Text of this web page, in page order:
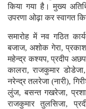
किया गया है। मुख्य
उपरणा ओढ़ा कर स्वागत
समारोह में नव गठित
बजाज, अशोक गेरा,
महेन्द्र कश्यप, प्रदीप
कालरा, राजकुमार
नरेन्द्र तलरेजा (नारी),
लुंज, बसन्त गखरेजा,
राजकुमार तुलसिजा,